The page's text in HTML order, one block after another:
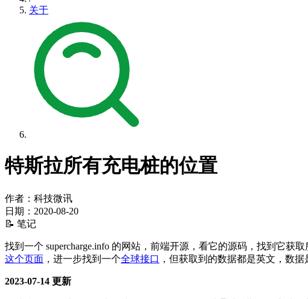
关于
特斯拉所有充电桩的位置
作者：科技微讯
日期： 2020-08-20
📝 笔记
找到一个 supercharge.info 的网站，前端开源，看它的源码，找到它获
这个页面 ，进一步找到一个全球接口 ，但获取到的数据都是英文，数
2023-07-14 更新